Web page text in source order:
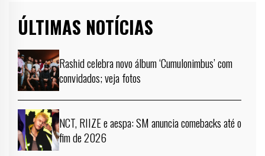
ÚLTIMAS NOTÍCIAS
Rashid celebra novo álbum ‘Cumulonimbus’ com
convidados; veja fotos
NCT, RIIZE e aespa: SM anuncia comebacks até o
fim de 2026